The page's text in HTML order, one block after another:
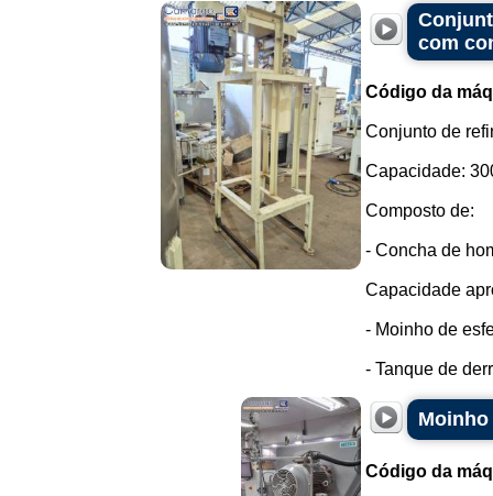
com
Código da
Conjunto de
Capacidade:
Composto de:
- Concha de
Capacidade
- Moinho de
- Tanque de
Código da